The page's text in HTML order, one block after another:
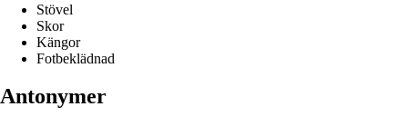
Stövel
Skor
Kängor
Fotbeklädnad
Antonymer